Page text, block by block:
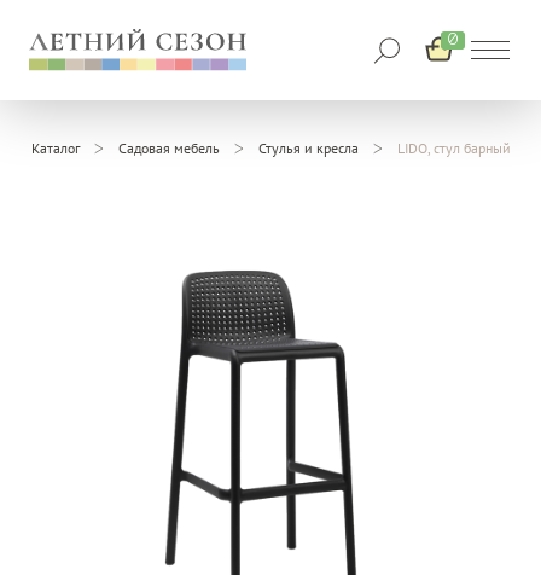
0
Каталог Садовая мебель Стулья и кресла LIDO, стул барный